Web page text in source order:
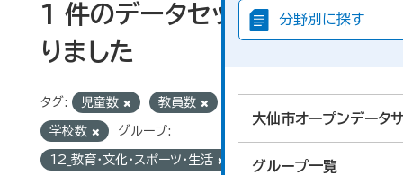
分野別に探す
大仙市オープンデータ
グループ一覧
1 件のデータセットが見つか
りました
タグ: 児童数 教員数
学校数 グループ:
12_教育・文化・スポーツ・生活 組織: